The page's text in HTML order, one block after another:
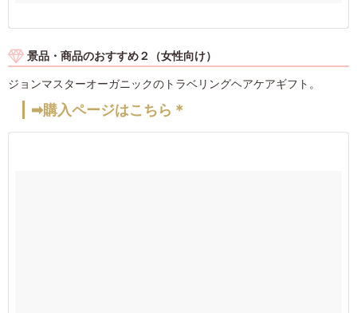
景品・商品のおすすめ２（女性向け）
ジョンマスターオーガニックのトラベリングヘアケアギフト。
➡購入ページはこちら＊